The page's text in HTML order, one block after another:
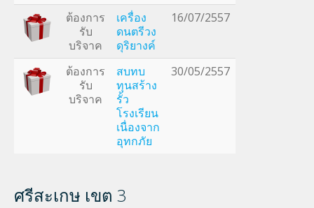
ต้องการ
รับ
บริจาค
เครื่อง
ดนตรีวง
ดุริยางค์
16/07/2557
ต้องการ
รับ
บริจาค
สบทบ
ทุนสร้าง
รั้ว
โรงเรียน
เนื่องจาก
อุทกภัย
30/05/2557
ศรีสะเกษ เขต 3